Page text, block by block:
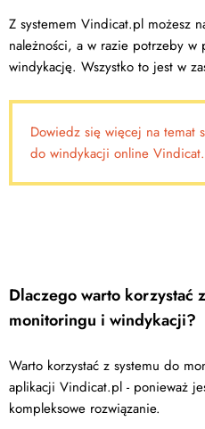
Z systemem Vindicat.pl możesz
należności, a w razie potrzeby w
windykację. Wszystko to jest w
Dowiedz się więcej na temat
do windykacji online
Dlaczego warto korzystać
monitoringu i windykacji?
Warto korzystać z systemu do
aplikacji Vindicat.pl - ponieważ
kompleksowe rozwiązanie.